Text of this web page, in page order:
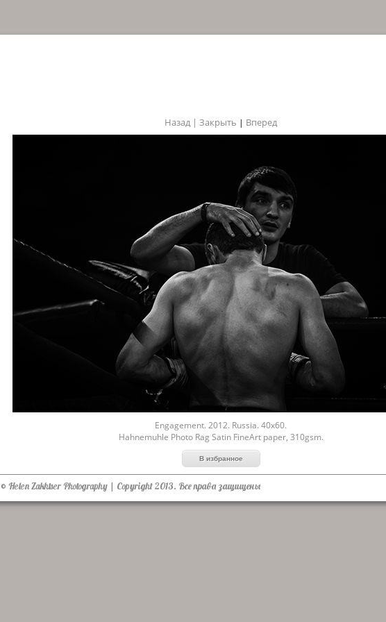
Назад | Закрыть | Вперед
Engagement. 2012. Russia. 40x60.
Hahnemuhle Photo Rag Satin FineArt paper, 310gsm.
© Helen Zakhtser Photography | Copyright 2013. Все права защищены